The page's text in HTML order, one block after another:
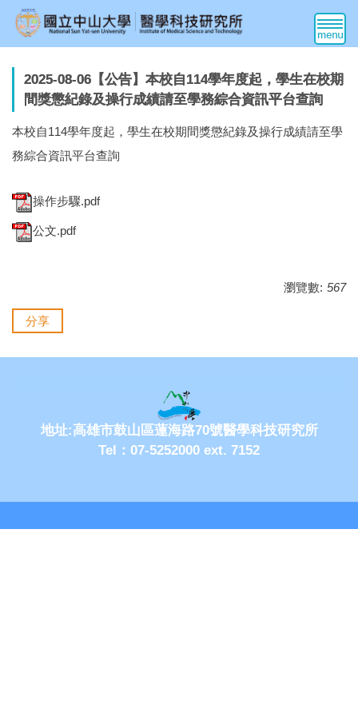
跳
到
主
要
2025-08-06【公告】本校自114學年度起，學生在校期
間獎懲紀錄及操行成績請至學務綜合資訊平台查詢
本校自114學年度起，學生在校期間獎懲紀錄及操行成績請至學
務綜合資訊平台查詢
操作步驟.pdf
公文.pdf
瀏覽數: 567
分享
地址:高雄市鼓山區蓮海路70號醫學科技研究所
Tel：07-5252000 ext. 7152